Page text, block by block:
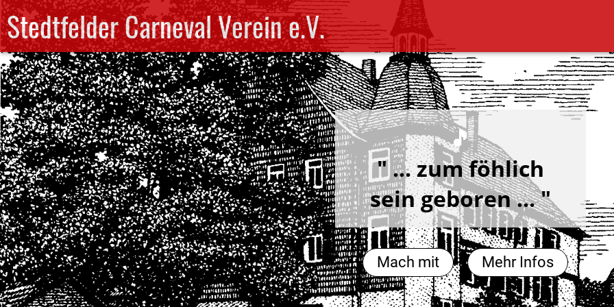
Stedtfelder Carneval Verein e.V.
🎵
" ... zum föhlich
sein geboren ... "
Mach mit Mehr Infos